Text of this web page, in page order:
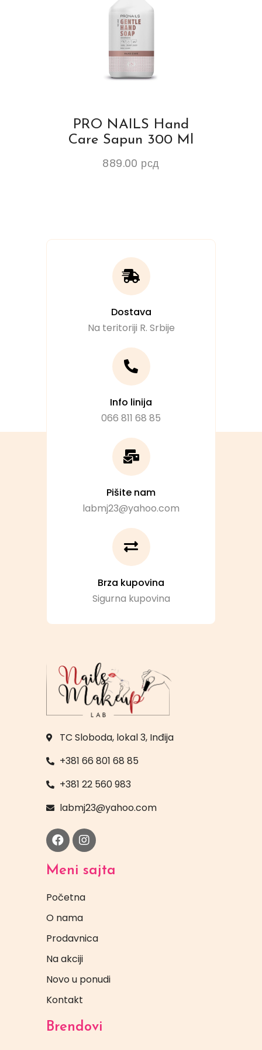
PRO NAILS Hand
Care Sapun 300 Ml
889.00 рсд
Dostava
Na teritoriji R. Srbije
Info linija
066 811 68 85
Pišite nam
labmj23@yahoo.com
Brza kupovina
Sigurna kupovina
TC Sloboda, lokal 3, Inđija
+381 66 801 68 85
+381 22 560 983
labmj23@yahoo.com
Meni sajta
Početna
O nama
Prodavnica
Na akciji
Novo u ponudi
Kontakt
Brendovi